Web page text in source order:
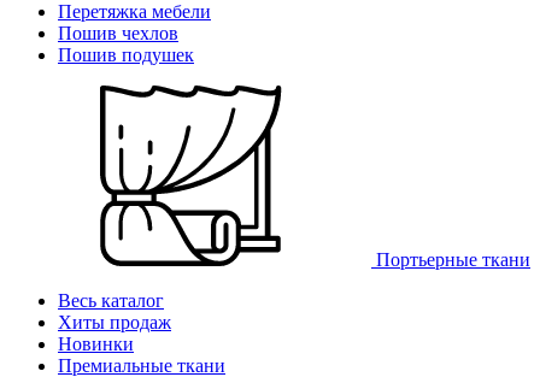
Перетяжка мебели
Пошив чехлов
Пошив подушек
Портьерные ткани
Весь каталог
Хиты продаж
Новинки
Премиальные ткани